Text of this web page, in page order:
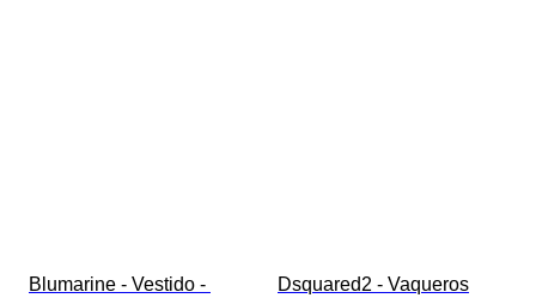
Blumarine - Vestido - Dsquared2 - Vaqueros